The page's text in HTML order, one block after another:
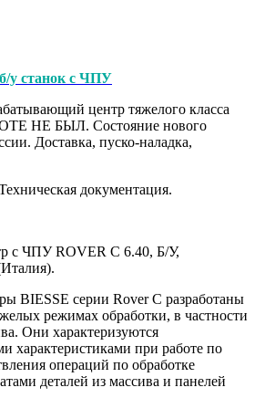
станок с ЧПУ
центр тяжелого класса
НЕ БЫЛ. Состояние нового
Доставка, пуско-наладка,
документация.
с ЧПУ ROVER С 6.40, Б/У,
BIESSE серии Rover C разработаны
режимах обработки, в частности
Они характеризуются
характеристиками при работе по
операций по обработке
деталей из массива и панелей